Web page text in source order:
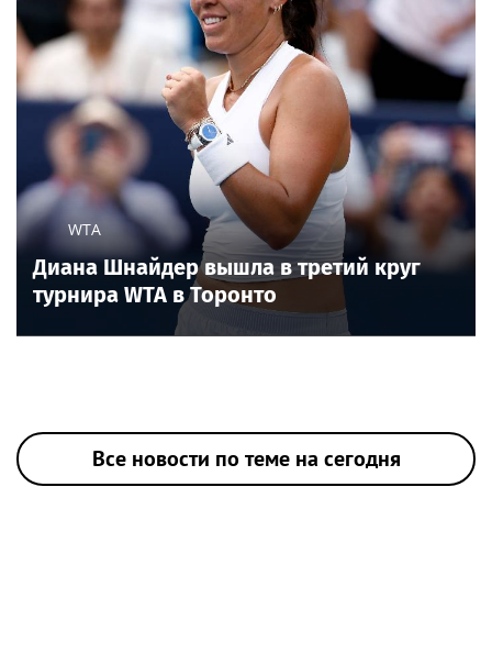
WTA
Диана Шнайдер вышла в третий круг
турнира WTA в Торонто
Все новости по теме на сегодня